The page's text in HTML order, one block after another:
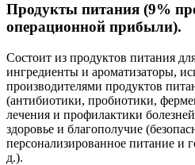
Продукты питания (9%
операционной прибыли).
Состоит из продуктов питания
ингредиенты и ароматизаторы,
производителями продуктов
(антибиотики, пробиотики,
лечения и профилактики
здоровье и благополучие
персонализированное питание и
д.).